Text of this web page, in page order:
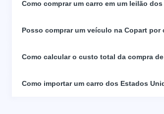
Como comprar um carro em um leilão dos
Posso comprar um veículo na Copart
Como calcular o custo total da compra
Como importar um carro dos Estados